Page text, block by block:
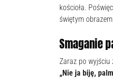
kościoła.
świętym
Smaganie
Zaraz po wyjściu
„Nie ja biję,